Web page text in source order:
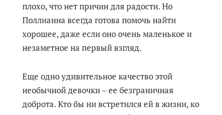
плохо, что нет причин для радости. Но
Поллианна всегда готова помочь найти
хорошее, даже если оно очень маленькое и
незаметное на первый взгляд.
Еще одно удивительное качество этой
необычной девочки ‒ ее безграничная
доброта. Кто бы ни встретился ей в жизни, ко